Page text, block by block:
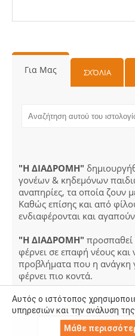
Για Μας ΣΧΌΛΙΑ
"Η ΔΙΑΔΡΟΜΗ"
γονέων & κηδεμόνων
αναπηρίες, τα οποία ζουν
Καθώς επίσης και από
ενδιαφέρονται και
"Η ΔΙΑΔΡΟΜΗ" προσπαθεί
φέρνει σε επαφή νέους και
προβλήματα που η ανάγκη
φέρνει πιο κοντά.
Αυτός ο ιστότοπος
υπηρεσιών και την ανάλυση
Μάθε